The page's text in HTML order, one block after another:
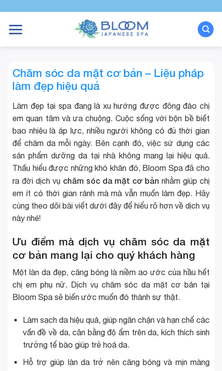
nội
Chăm sóc da mặt cơ bản – Liệu pháp
làm đẹp hiệu quả
Làm đẹp tại spa đang là xu hướng được đông đảo chị
em quan tâm và ưa chuộng. Cuộc sống với bộn bề biết
bao nhiêu là áp lực, nhiều người không có đủ thời gian
để chăm da mỗi ngày. Bên cạnh đó, việc sử dụng các
sản phẩm dưỡng da tại nhà không mang lại hiệu quả.
Thấu hiểu được những khó khăn đó, Bloom Spa đã cho
ra đời dịch vụ chăm sóc da mặt cơ bản nhằm giúp chị
em ít có thời gian rảnh mà mà vẫn muốn làm đẹp. Hãy
cùng theo dõi bài viết dưới đây để hiểu rõ hơn về dịch vụ
này nhé!
Ưu điểm mà dịch vụ chăm sóc da mặt
cơ bản mang lại cho quý khách hàng
Một làn da đẹp, căng bóng là niềm ao ước của hầu hết
chị em phụ nữ. Dịch vụ chăm sóc da mặt cơ bản tại
Bloom Spa sẽ biến ước muốn đó thành sự thật.
Làm sạch da hiệu quả, giúp ngăn chặn và hạn chế các
vấn đề về da, cân bằng độ ẩm trên da, kích thích sinh
trưởng tế bào giúp trẻ hoá da.
Hỗ trợ giúp làn da trở nên căng bóng và mịn màng